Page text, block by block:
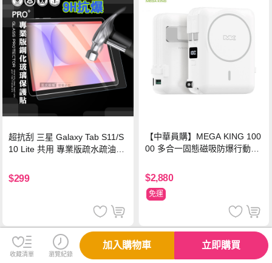
超抗刮 三星 Galaxy Tab S11/S
10 Lite 共用 專業版疏水疏油9H
$299
【中華員購】MEGA KING 100
00 多合一固態磁吸防爆行動電
$2,880
免運
收藏清單 瀏覽紀錄
加入購物車 立即購買